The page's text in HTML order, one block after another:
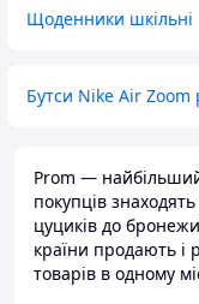
Щоденники шкільні
Бутси Nike Air Zoom
Prom —
покупців
цуциків до
країни продають і
товарів в одному